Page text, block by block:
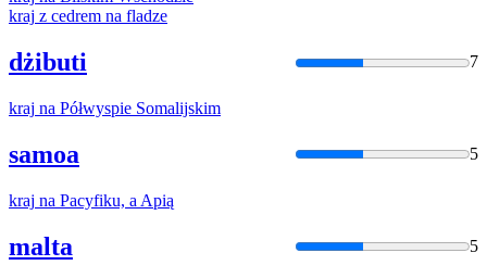
kraj z cedrem na fladze
dżibuti 7
kraj na Półwyspie Somalijskim
samoa 5
kraj na Pacyfiku, a Apią
malta 5